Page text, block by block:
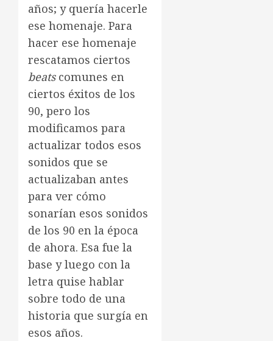
años; y quería hacerle
ese homenaje. Para
hacer ese homenaje
rescatamos ciertos
beatscomunes en
ciertos éxitos de los
90, pero los
modificamos para
actualizar todos esos
sonidos que se
actualizaban antes
para ver cómo
sonarían esos sonidos
de los 90 en la época
de ahora. Esa fue la
base y luego con la
letra quise hablar
sobre todo de una
historia que surgía en
esos años.